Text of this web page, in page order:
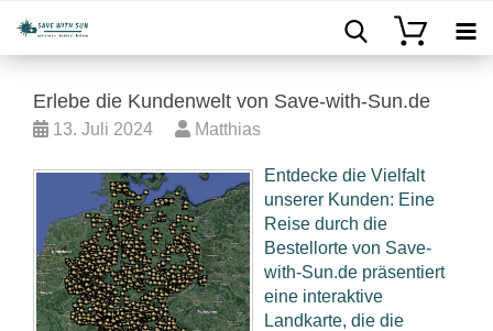
Erlebe die Kundenwelt von Save-with-Sun.de
13. Juli 2024 Matthias
Entdecke die Vielfalt
unserer Kunden: Eine
Reise durch die
Bestellorte von Save-
with-Sun.de präsentiert
eine interaktive
Landkarte, die die